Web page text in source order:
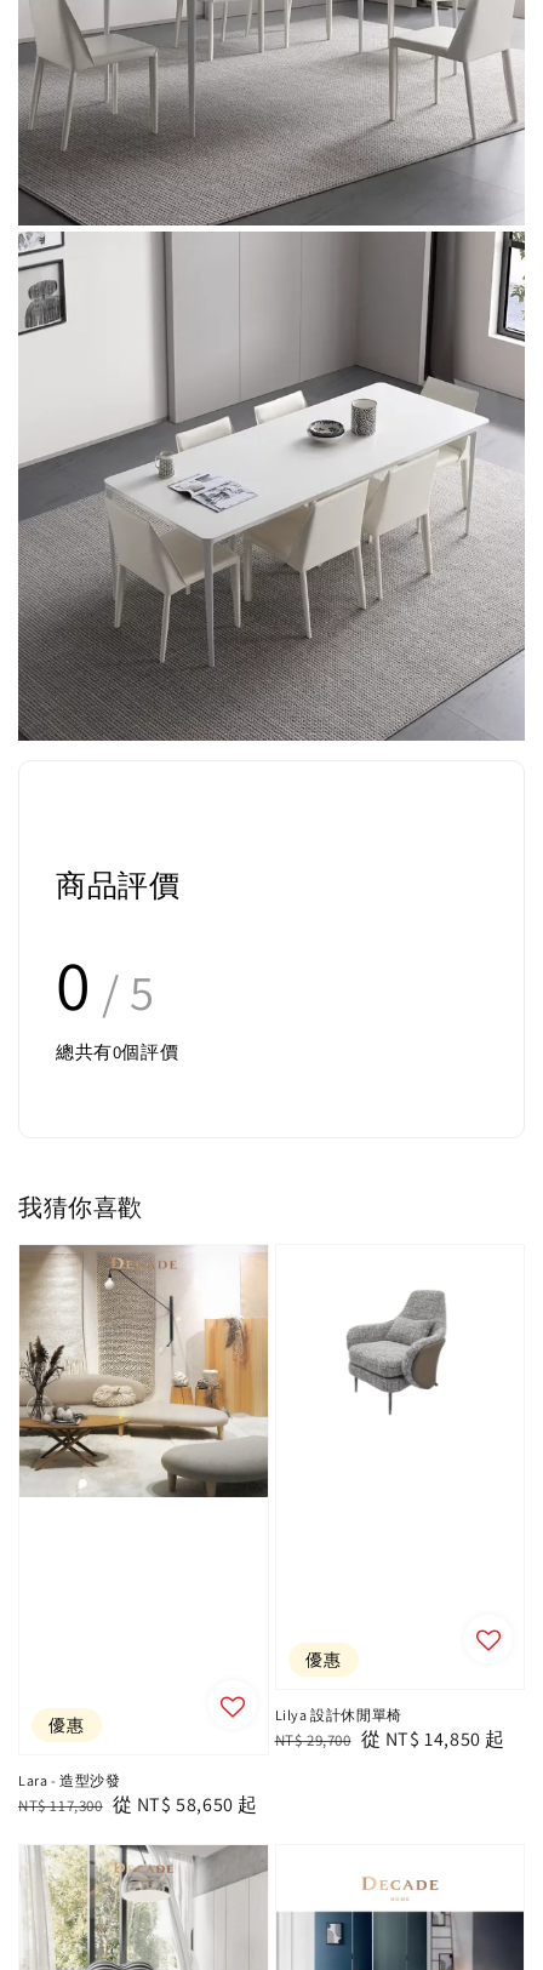
商品評價
0 / 5
總共有0個評價
我猜你喜歡
優惠
Lara - 造型沙發
Regular
NT$ 117,300 Sale
從 NT$ 58,650 起
優惠
Lilya 設計休閒單椅
Regular
NT$ 29,700 Sale
從 NT$ 14,850 起